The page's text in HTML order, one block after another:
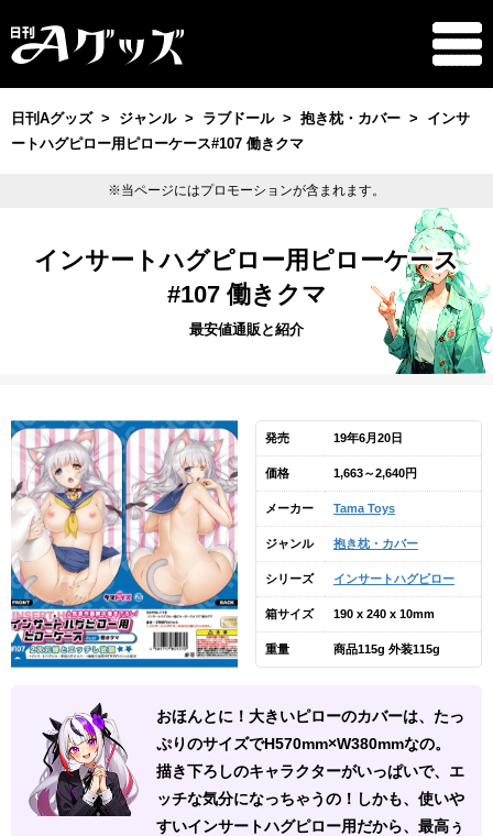
日刊Aグッズ ジャンル ラブドール 抱き枕・カバー
インサ
ートハグピロー用ピローケース#107 働きクマ
※当ページにはプロモーションが含まれます。
インサートハグピロー用ピローケース
#107 働きクマ
最安値通販と紹介
発売 19年6月20日
価格 1,663～2,640円
メーカー Tama Toys
ジャンル 抱き枕・カバー
シリーズ インサートハグピロー
箱サイズ 190 x 240 x 10mm
重量 商品115g 外装115g
おほんとに！大きいピローのカバーは、たっ
ぷりのサイズでH570mm×W380mmなの。
描き下ろしのキャラクターがいっぱいで、エ
ッチな気分になっちゃうの！しかも、使いや
すいインサートハグピロー用だから、最高ぅ